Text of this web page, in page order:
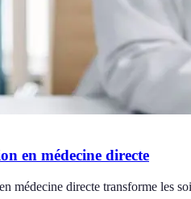
en médecine directe
médecine directe transforme les